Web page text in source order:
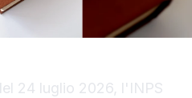
24 luglio 2026, l'INPS